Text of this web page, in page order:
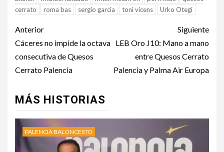
cerrato
roma bas sergio garcia toni vicens Urko Otegi
Anterior
Cáceres no impide la octava
consecutiva de Quesos
Cerrato Palencia
Siguiente
LEB Oro J10: Mano a mano
entre Quesos Cerrato
Palencia y Palma Air Europa
MÁS HISTORIAS
PALENCIA BALONCESTO